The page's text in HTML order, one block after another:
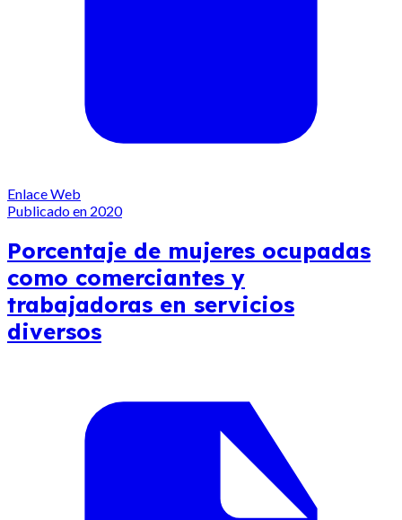
Enlace Web
Publicado en 2020
Porcentaje de mujeres ocupadas
como comerciantes y
trabajadoras en servicios
diversos